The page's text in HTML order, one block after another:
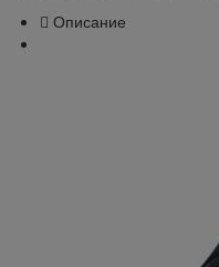
Описание